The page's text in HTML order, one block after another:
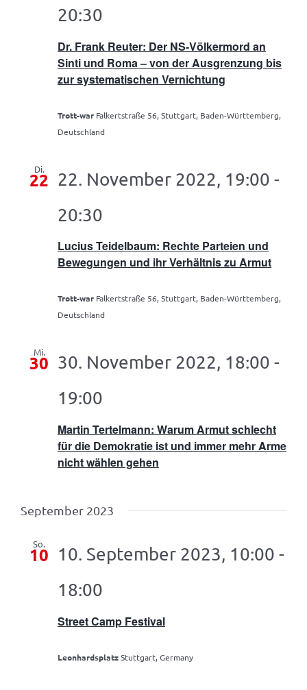
Dr. Frank Reuter: Der NS-Völkermord an
Sinti und Roma – von der Ausgrenzung bis
zur systematischen Vernichtung
20:30
Trott-war Falkertstraße 56, Stuttgart, Baden-Württemberg,
Deutschland
Di.
22
Lucius Teidelbaum: Rechte Parteien und
Bewegungen und ihr Verhältnis zu Armut
22. November 2022, 19:00 -
20:30
Trott-war Falkertstraße 56, Stuttgart, Baden-Württemberg,
Deutschland
Mi.
30
Martin Tertelmann: Warum Armut schlecht
für die Demokratie ist und immer mehr Arme
nicht wählen gehen
30. November 2022, 18:00 -
19:00
September 2023
So.
10
Street Camp Festival
10. September 2023, 10:00 -
18:00
LeonhardsplatzStuttgart, Germany